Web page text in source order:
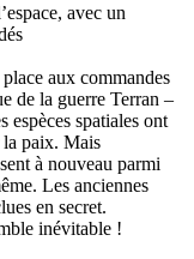
avec un
aux commandes
de la guerre Terran –
spatiales ont
la paix. Mais
à nouveau parmi
Les anciennes
en secret.
inévitable !